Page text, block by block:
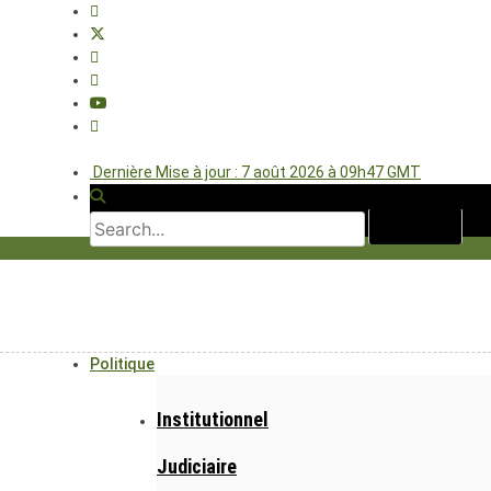
Dernière Mise à jour : 7 août 2026 à 09h47 GMT
Politique
Institutionnel
Judiciaire